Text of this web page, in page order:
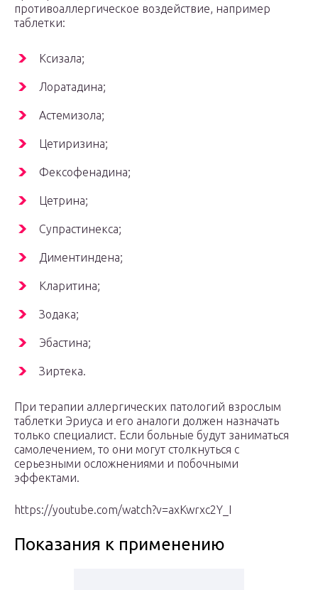
противоаллергическое воздействие, например
таблетки:
Ксизала;
Лоратадина;
Астемизола;
Цетиризина;
Фексофенадина;
Цетрина;
Супрастинекса;
Диментиндена;
Кларитина;
Зодака;
Эбастина;
Зиртека.
При терапии аллергических патологий взрослым
таблетки Эриуса и его аналоги должен назначать
только специалист. Если больные будут заниматься
самолечением, то они могут столкнуться с
серьезными осложнениями и побочными
эффектами.
https://youtube.com/watch?v=axKwrxc2Y_I
Показания к применению